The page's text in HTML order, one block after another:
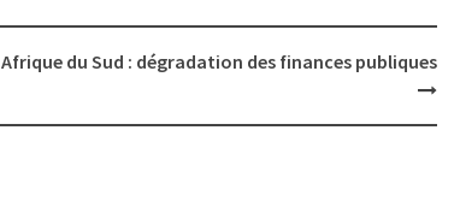
Afrique du Sud : dégradation des finances publiques